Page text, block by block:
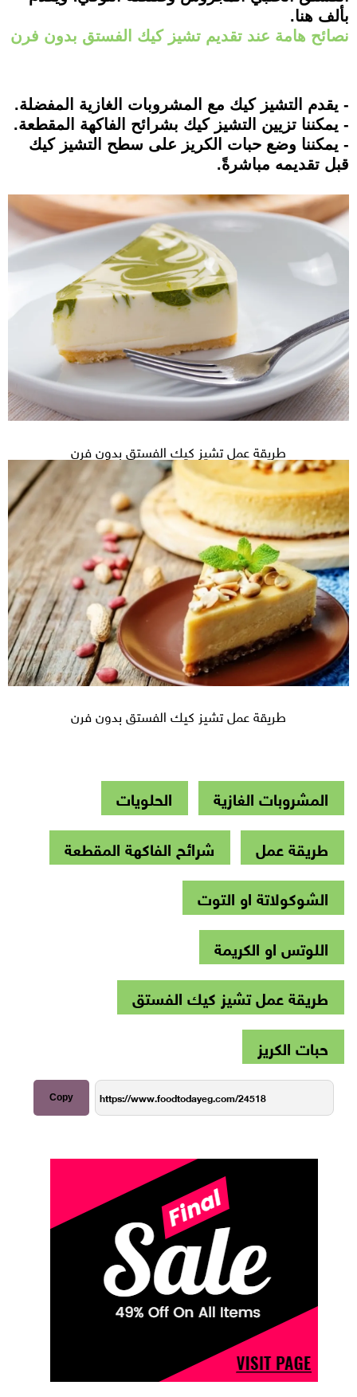
بألف هنا.
نصائح هامة عند تقديم تشيز كيك الفستق بدون فرن
- يقدم التشيز كيك مع المشروبات الغازية المفضلة.
- يمكننا تزيين التشيز كيك بشرائح الفاكهة المقطعة.
- يمكننا وضع حبات الكريز على سطح التشيز كيك
قبل تقديمه مباشرةً.
طريقة عمل تشيز كيك الفستق بدون فرن
طريقة عمل تشيز كيك الفستق بدون فرن
المشروبات الغازية
الحلويات
طريقة عمل
شرائح الفاكهة المقطعة
الشوكولاتة او التوت
اللوتس او الكريمة
طريقة عمل تشيز كيك الفستق
حبات الكريز
Copy